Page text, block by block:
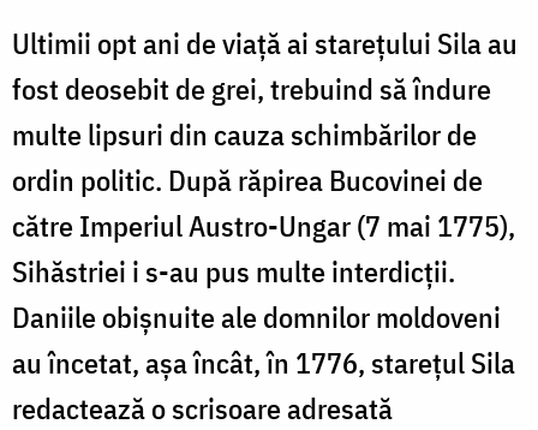
Ultimii opt ani de viaţă ai stareţului Sila au
fost deosebit de grei, trebuind să îndure
multe lipsuri din cauza schimbărilor de
ordin politic. După răpirea Bucovinei de
către Imperiul Austro-Ungar (7 mai 1775),
Sihăstriei i s-au pus multe interdicţii.
Daniile obişnuite ale domnilor moldoveni
au încetat, aşa încât, în 1776, stareţul Sila
redactează o scrisoare adresată